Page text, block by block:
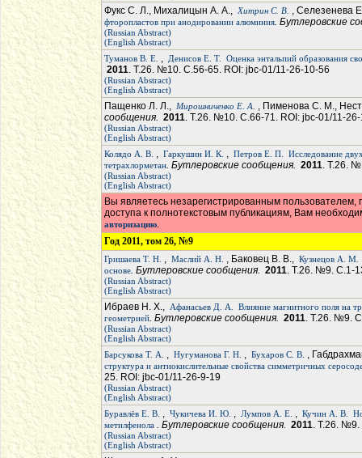
Фукс С. Л., Михалицын А. А., Хитрин С. В. , Селезенева
фторопластов при анодировании алюминия. Бутлеровские
(Russian Abstract)
(English Abstract)
Туманов В. Е. , Денисов Е. Т. Оценка энтальпий образования
2011. Т.26. №10. С.56-65. ROI: jbc-01/11-26-10-56
(Russian Abstract)
(English Abstract)
Пащенко Л. Л., Мирошниченко Е. А.
, Пименова С. М.,
сообщения. 2011. Т.26. №10. С.66-71. ROI: jbc-01/11-
(Russian Abstract)
(English Abstract)
Колядо А. В. , Гаркушин И. К. , Петров Е. П.
Исследование
тетрахлорметан. Бутлеровские сообщения. 2011. Т.26.
(Russian Abstract)
(English Abstract)
Вы являетесь незарегистрированным
доступа к полнотекстовым публикациям, Вам
авторизацию.
Год 2011, том 26, №9
Гришаева Т. Н. , Маслий А. Н. , Баковец В. В., Кузнецов А. М.
основе. Бутлеровские сообщения. 2011. Т.26. №9. С.1-
(Russian Abstract)
(English Abstract)
Ибраев Н. Х., Афанасьев Д. А.
Влияние магнитного поля на
геометрией. Бутлеровские сообщения. 2011. Т.26. №9.
(Russian Abstract)
(English Abstract)
Барсукова Т. А.
, Нугуманова Г. Н. , Бухаров С. В. ,
структура и антиокислительные свойства симметричных
25. ROI: jbc-01/11-26-9-19
(Russian Abstract)
(English Abstract)
Буравлёв Е. В. , Чукичева И. Ю. , Лумпов А. Е. , Кучин А. В.
метилфенола . Бутлеровские сообщения. 2011. Т.26. №9.
(Russian Abstract)
(English Abstract)